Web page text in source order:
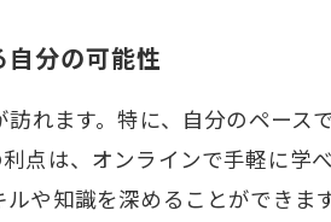
めよう！自分自身を再発見する
分の可能性
れます。特に、自分のペー
点は、オンラインで手軽に
や知識を深めることができ